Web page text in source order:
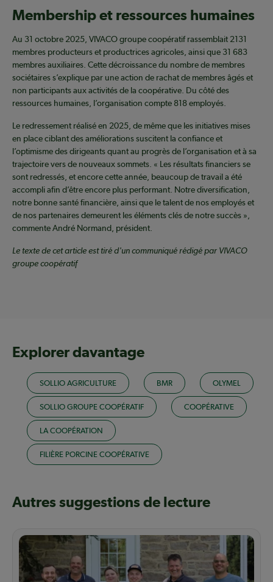
Membership et ressources humaines
Au 31 octobre 2025, VIVACO groupe coopératif rassemblait 2131
membres producteurs et productrices agricoles, ainsi que 31 683
membres auxiliaires. Cette décroissance du nombre de membres
sociétaires s’explique par une action de rachat de membres âgés et
non participants aux activités de la coopérative. Du côté des
ressources humaines, l’organisation compte 818 employés.
Le redressement réalisé en 2025, de même que les initiatives mises
en place ciblant des améliorations suscitent la confiance et
l’optimisme des dirigeants quant au progrès de l’organisation et à sa
trajectoire vers de nouveaux sommets. « Les résultats financiers se
sont redressés, et encore cette année, beaucoup de travail a été
accompli afin d’être encore plus performant. Notre diversification,
notre bonne santé financière, ainsi que le talent de nos employés et
de nos partenaires demeurent les éléments clés de notre succès »,
commente André Normand, président.
Le texte de cet article est tiré d'un communiqué rédigé par VIVACO
groupe coopératif
Explorer davantage
SOLLIO AGRICULTURE BMR OLYMEL
SOLLIO GROUPE COOPÉRATIF COOPÉRATIVE
LA COOPÉRATION
FILIÈRE PORCINE COOPÉRATIVE
Autres suggestions de lecture